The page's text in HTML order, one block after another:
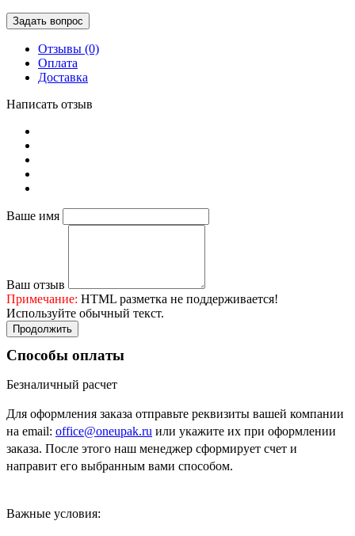
Задать вопрос
Отзывы (0)
Оплата
Доставка
Написать отзыв
Ваше имя
Ваш отзыв
Примечание: HTML разметка не поддерживается!
Используйте обычный текст.
Продолжить
Способы оплаты
Безналичный расчет
Для оформления заказа отправьте реквизиты вашей компании
на email: office@oneupak.ru или укажите их при оформлении
заказа. После этого наш менеджер сформирует счет и
направит его выбранным вами способом.
Важные условия: